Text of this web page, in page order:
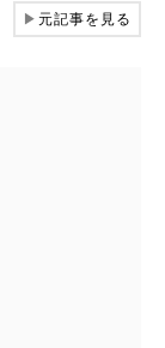
▶元記事を見る